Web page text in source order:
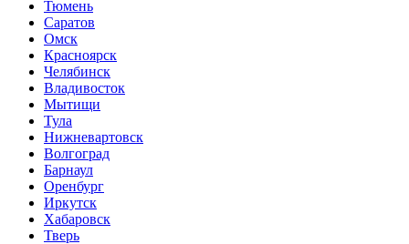
Тюмень
Саратов
Омск
Красноярск
Челябинск
Владивосток
Мытищи
Тула
Нижневартовск
Волгоград
Барнаул
Оренбург
Иркутск
Хабаровск
Тверь